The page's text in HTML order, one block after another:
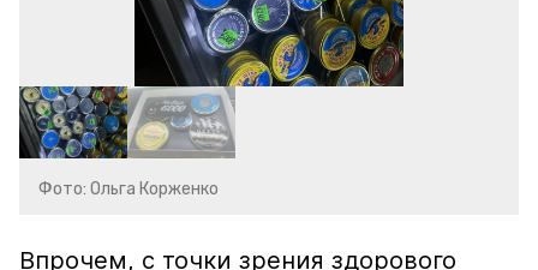
Фото: Ольга Корженко
Впрочем, с точки зрения здорового